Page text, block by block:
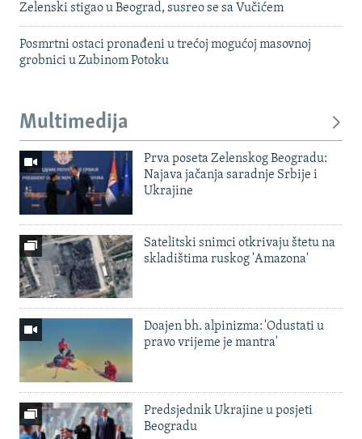
Zelenski stigao u Beograd, susreo se sa Vučićem
Posmrtni ostaci pronađeni u trećoj mogućoj masovnoj
grobnici u Zubinom Potoku
Multimedija
Prva poseta Zelenskog Beogradu:
Najava jačanja saradnje Srbije i
Ukrajine
Satelitski snimci otkrivaju štetu na
skladištima ruskog 'Amazona'
Doajen bh. alpinizma: 'Odustati u
pravo vrijeme je mantra'
Predsjednik Ukrajine u posjeti
Beogradu